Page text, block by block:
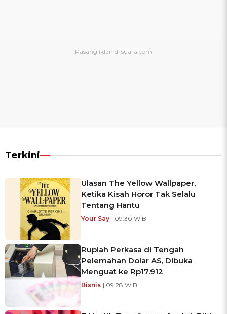
Terkini
Ulasan The Yellow Wallpaper,
Ketika Kisah Horor Tak Selalu
Tentang Hantu
Your Say | 09:30 WIB
Rupiah Perkasa di Tengah
Pelemahan Dolar AS, Dibuka
Menguat ke Rp17.912
Bisnis | 09:28 WIB